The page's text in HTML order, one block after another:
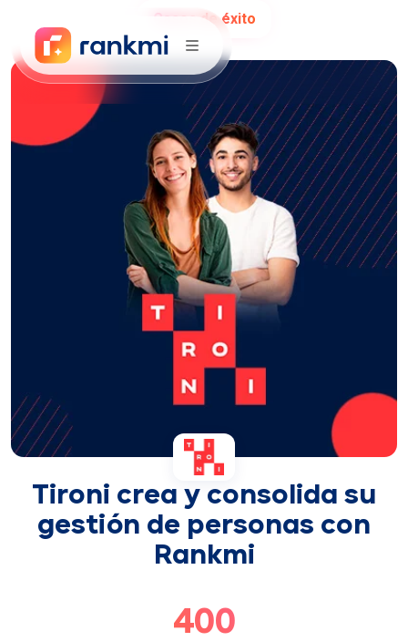
Casos de éxito
Tironi crea y consolida su
gestión de personas con
Rankmi
400